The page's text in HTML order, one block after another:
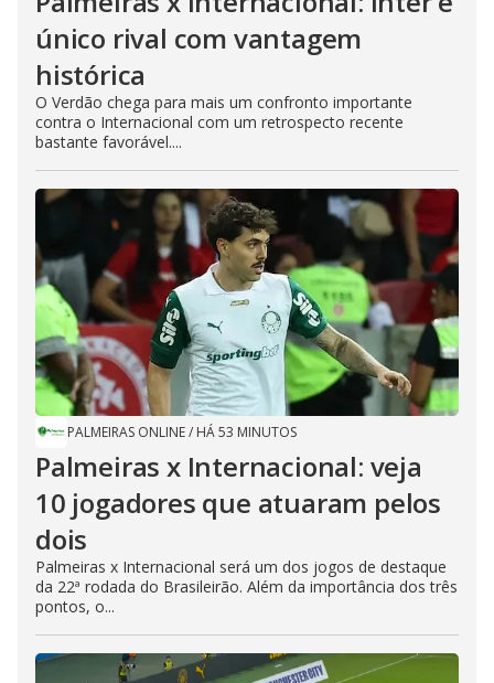
único rival com vantagem
histórica
O Verdão chega para mais um confronto importante
contra o Internacional com um retrospecto recente
bastante favorável....
PALMEIRAS ONLINE/ HÁ 53 MINUTOS
Palmeiras x Internacional: veja
10 jogadores que atuaram pelos
dois
Palmeiras x Internacional será um dos jogos de destaque
da 22ª rodada do Brasileirão. Além da importância dos três
pontos, o...